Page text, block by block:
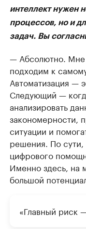
интеллект нужен
процессов, но и
задач. Вы
— Абсолютно. Мне
подходим к
Автоматизация —
Следующий —
анализировать
закономерности,
ситуации и
решения. По
цифрового
Именно здесь, на
большой
«Главный риск